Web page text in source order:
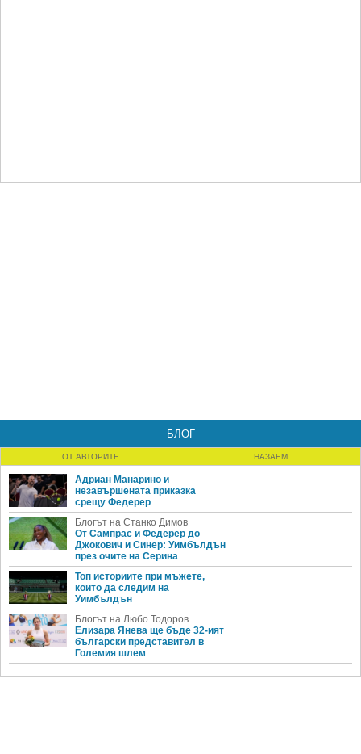
БЛОГ
ОТ АВТОРИТЕ НАЗАЕМ
Адриан Манарино и
незавършената приказка
срещу Федерер
Блогът на Станко Димов
От Сампрас и Федерер до
Джокович и Синер: Уимбълдън
през очите на Серина
Топ историите при мъжете,
които да следим на
Уимбълдън
Блогът на Любо Тодоров
Елизара Янева ще бъде 32-ият
български представител в
Големия шлем